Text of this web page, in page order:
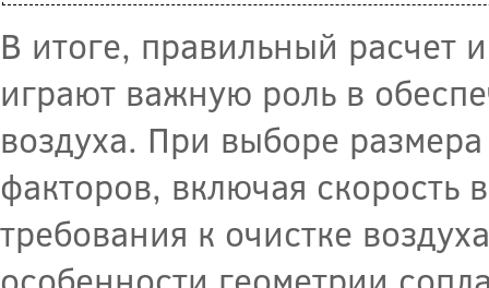
В итоге, правильный расчет
играют важную роль в
воздуха. При выборе
факторов, включая скорость
требования к очистке